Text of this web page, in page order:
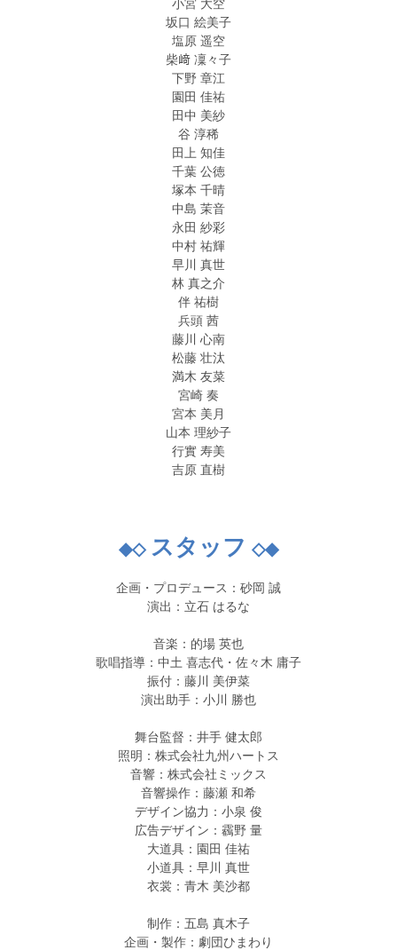
小宮 大空
坂口 絵美子
塩原 遥空
柴﨑 凜々子
下野 章江
園田 佳祐
田中 美紗
谷 淳稀
田上 知佳
千葉 公徳
塚本 千晴
中島 茉音
永田 紗彩
中村 祐輝
早川 真世
林 真之介
伴 祐樹
兵頭 茜
藤川 心南
松藤 壮汰
満木 友菜
宮崎 奏
宮本 美月
山本 理紗子
行實 寿美
吉原 直樹
◆◇ スタッフ ◇◆
企画・プロデュース：砂岡 誠
演出：立石 はるな
音楽：的場 英也
歌唱指導：中土 喜志代・佐々木 庸子
振付：藤川 美伊菜
演出助手：小川 勝也
舞台監督：井手 健太郎
照明：株式会社九州ハートス
音響：株式会社ミックス
音響操作：藤瀬 和希
デザイン協力：小泉 俊
広告デザイン：靏野 量
大道具：園田 佳祐
小道具：早川 真世
衣裳：青木 美沙都
制作：五島 真木子
企画・製作：劇団ひまわり